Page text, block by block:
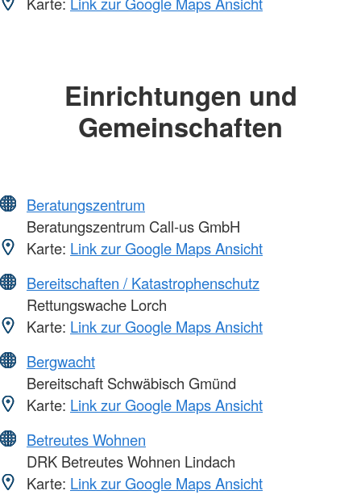
Einrichtungen und
Gemeinschaften
Beratungszentrum
Beratungszentrum Call-us GmbH
Karte: Link zur Google Maps Ansicht
Bereitschaften / Katastrophenschutz
Rettungswache Lorch
Karte: Link zur Google Maps Ansicht
Bergwacht
Bereitschaft Schwäbisch Gmünd
Karte: Link zur Google Maps Ansicht
Betreutes Wohnen
DRK Betreutes Wohnen Lindach
Karte: Link zur Google Maps Ansicht